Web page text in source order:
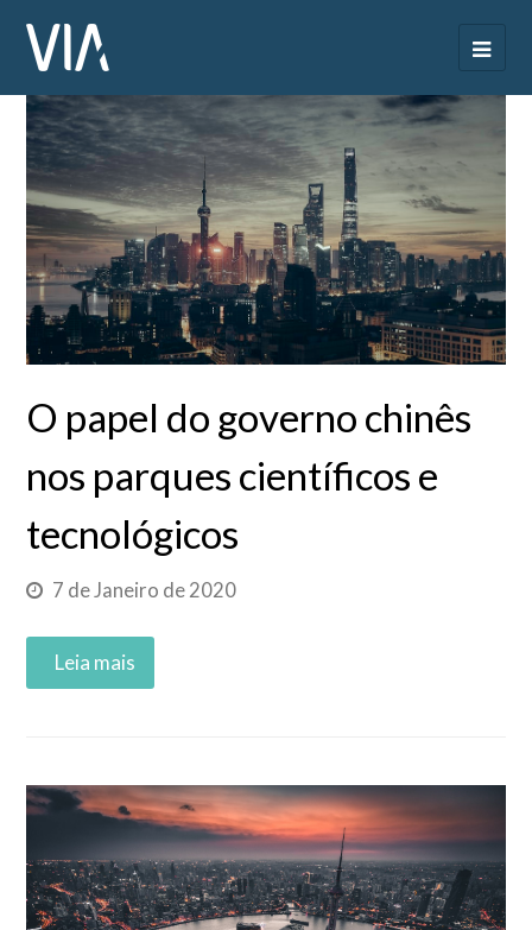
O papel do governo chinês
nos parques científicos e
tecnológicos
7 de Janeiro de 2020